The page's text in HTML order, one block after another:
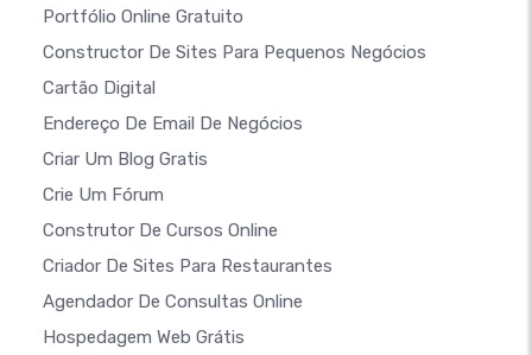
Portfólio Online Gratuito
Constructor De Sites Para Pequenos Negócios
Cartão Digital
Endereço De Email De Negócios
Criar Um Blog Gratis
Crie Um Fórum
Construtor De Cursos Online
Criador De Sites Para Restaurantes
Agendador De Consultas Online
Hospedagem Web Grátis